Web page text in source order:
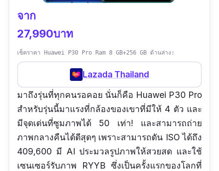
จาก
27,990บาท
เช็คราคา Huawei P30 Pro Ram 8 GB+256 GB ด้านล่าง:
Lazada Thailand
มาถึงรุ่นที่ทุกคนรอคอย นั่นก็คือ Huawei P30 Pro
สำหรับรุ่นนี้มาแรงที่กล้องของเขาที่มีให้ 4 ตัว และ
มีจุดเด่นที่ซูมภาพได้ 50 เท่า! และสามารถถ่าย
ภาพกลางคืนได้ดีสุดๆ เพราะสามารถดัน ISO ได้ถึง
409,600 มี AI ประมวลรูปภาพให้สวยสด และใช้
เซนเซอร์รับภาพ RYYB ซึ่งเป็นครั้งแรกของโลกที่